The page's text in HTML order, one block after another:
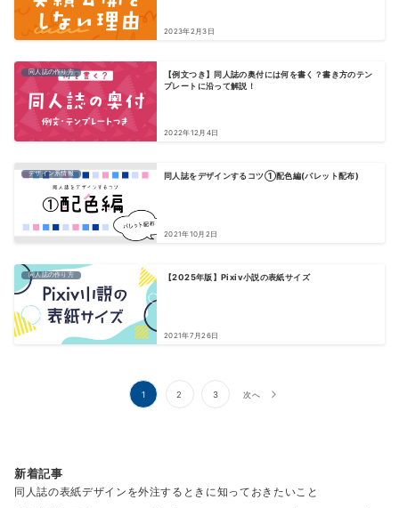
2023年2月3日
同人誌の作り方
【例文つき】同人誌の奥付には何を書く？書き方のテン
プレートに沿って解説！
2022年12月4日
デザイン系情報 同人誌をデザインするコツ①配色編(パレット配布)
2021年10月2日
同人誌の作り方 【2025年版】Pixiv小説の表紙サイズ
2021年7月26日
1 2 3 次へ
新着記事
同人誌の表紙デザインを外注するときに知っておきたいこと